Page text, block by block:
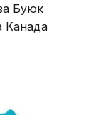
Буюк
Канада